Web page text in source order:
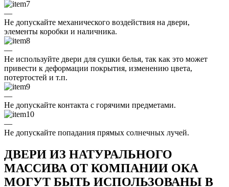
—
Не допускайте механического воздействия на двери,
элементы коробки и наличника.
—
Не используйте двери для сушки белья, так как это может
привести к деформации покрытия, изменению цвета,
потертостей и т.п.
—
Не допускайте контакта с горячими предметами.
—
Не допускайте попадания прямых солнечных лучей.
ДВЕРИ ИЗ НАТУРАЛЬНОГО
МАССИВА ОТ КОМПАНИИ ОКА
МОГУТ БЫТЬ ИСПОЛЬЗОВАНЫ В